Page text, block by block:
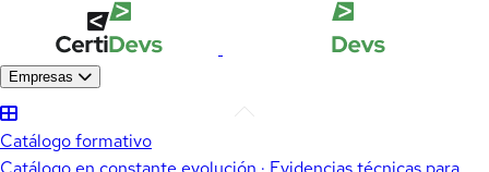
Empresas
Catálogo formativo